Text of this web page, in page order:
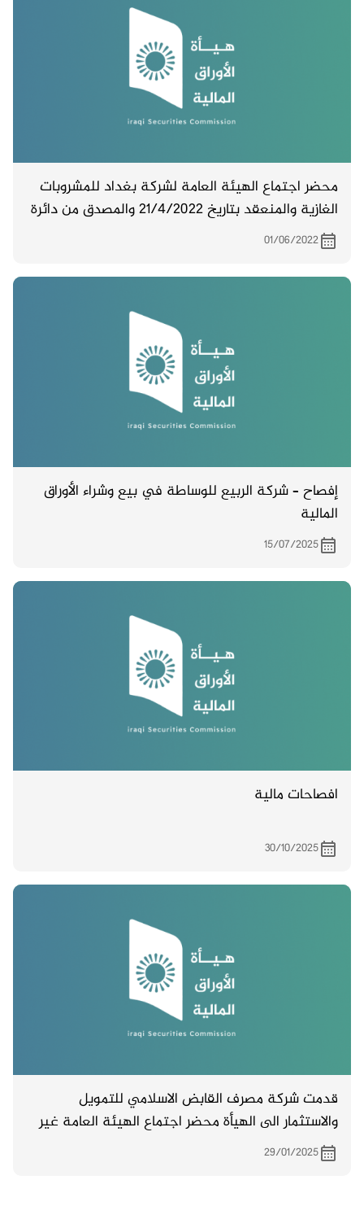
محضر اجتماع الهيئة العامة لشركة بغداد للمشروبات
الغازية والمنعقد بتاريخ 21/4/2022 والمصدق من دائرة
تسجيل الشركات
01/06/2022
إفصاح – شركة الربيع للوساطة في بيع وشراء الأوراق
المالية
15/07/2025
افصاحات مالية
30/10/2025
قدمت شركة مصرف القابض الاسلامي للتمويل
والاستثمار الى الهيأة محضر اجتماع الهيئة العامة غير
المصدق والمنعقد بتاريخ 22/1/ 2025
29/01/2025